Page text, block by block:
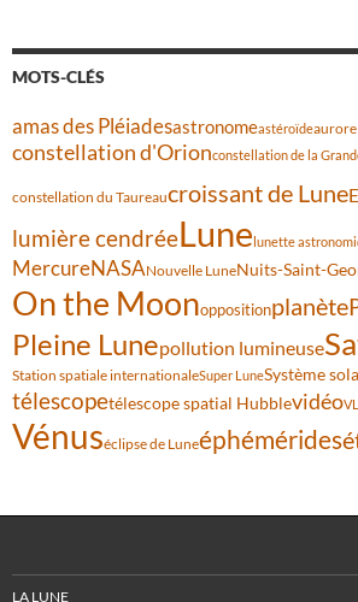
MOTS-CLÉS
amas des Pléiadesastronomeastéroïde
constellation d'Orionconstellation de la
constellation du Taureaucroissant de Lune
lumière cendréeLunelunette
MercureNASANouvelle LuneNuits-Saint-
On the Moonoppositionplanète
Pleine Lunepollution lumineuse
Station spatiale internationaleSuper LuneSystème
télescopetélescope spatial Hubblevidéo
Vénuséclipse de Luneéphémérides
LA LUNE